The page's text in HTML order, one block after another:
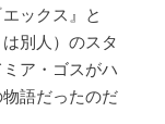
ックス』と
別人）のスタ
ア・ゴスがハ
語だったのだ